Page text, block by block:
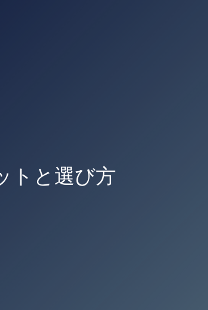
トと選び方